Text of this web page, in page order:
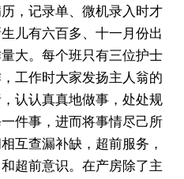
，记录单、微机录入时才
儿有六百多、十一月份出
大。每个班只有三位护士
工作时大家发扬主人翁的
认认真真地做事，处处规
件事，进而将事情尽己所
互查漏补缺，超前服务，
超前意识。在产房除了主